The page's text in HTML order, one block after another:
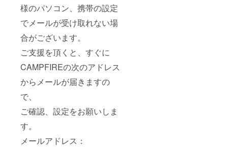
様のパソコン、携帯の設定
でメールが受け取れない場
合がございます。
ご支援を頂くと、すぐに
CAMPFIREの次のアドレス
からメールが届きますの
で、
ご確認、設定をお願いしま
す。
メールアドレス：